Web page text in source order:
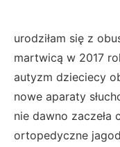
urodziłam się z
martwicą w 2017
autyzm dzieciecy
nowe aparaty
nie dawno
ortopedyczne